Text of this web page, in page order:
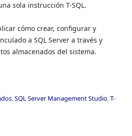
sola instrucción T-SQL.
cómo crear, configurar y
a SQL Server a través y
almacenados del sistema.
,SQL Server Management Studio,T-